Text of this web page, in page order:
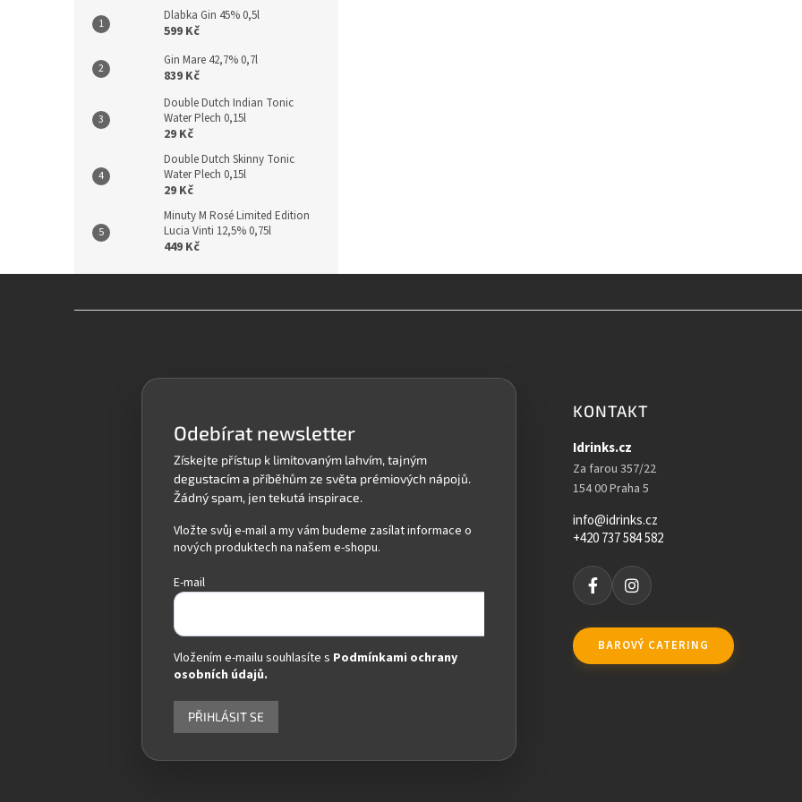
Dlabka Gin 45% 0,5l
599 Kč
Gin Mare 42,7% 0,7l
839 Kč
Double Dutch Indian Tonic
Water Plech 0,15l
29 Kč
Double Dutch Skinny Tonic
Water Plech 0,15l
29 Kč
Minuty M Rosé Limited Edition
Lucia Vinti 12,5% 0,75l
449 Kč
Odebírat newsletter
Vložte svůj e-mail a my vám budeme zasílat informace o
nových produktech na našem e-shopu.
E-mail
Vložením e-mailu souhlasíte s Podmínkami ochrany
osobních údajů.
PŘIHLÁSIT SE
KONTAKT
Idrinks.cz
Za farou 357/22
154 00 Praha 5
info@idrinks.cz
+420 737 584 582
BAROVÝ CATERING